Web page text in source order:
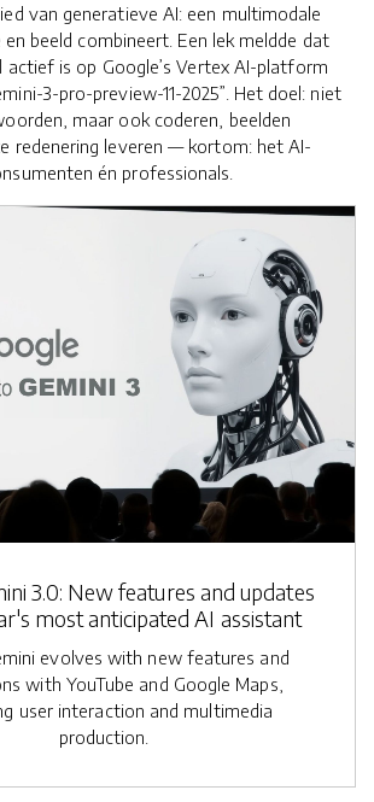
van generatieve AI: een multimodale
beeld combineert. Een lek meldde dat
is op Google’s Vertex AI-platform
3-pro-preview-11-2025”. Het doel: niet
maar ook coderen, beelden
redenering leveren — kortom: het AI-
én professionals.
3.0: New features and updates
most anticipated AI assistant
evolves with new features and
with YouTube and Google Maps,
user interaction and multimedia
production.